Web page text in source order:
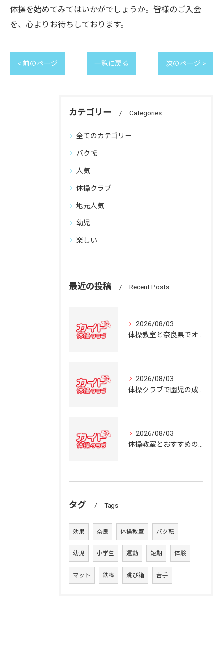
体操を始めてみてはいかがでしょうか。皆様のご入会
を、心よりお待ちしております。
< 前のページ 一覧に戻る 次のページ >
カテゴリー Categories
全てのカテゴリー
バク転
人気
体操クラブ
地元人気
幼児
楽しい
最近の投稿 Recent Posts
2026/08/03
2026/08/03
2026/08/03
タグ Tags
効果 奈良 体操教室 バク転
幼児 小学生 運動 短期 体験
マット 鉄棒 跳び箱 苦手